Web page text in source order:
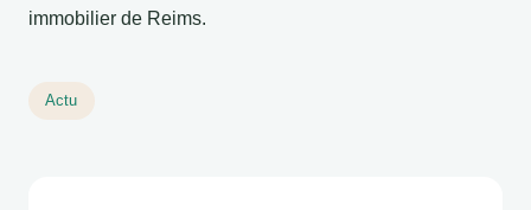
immobilier de Reims.
Actu